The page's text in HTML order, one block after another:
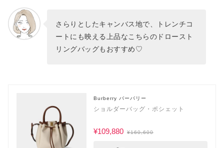
さらりとしたキャンバス地で、トレンチコ
ートにも映える上品なこちらのドロースト
リングバッグもおすすめ♡
Burberry バーバリー
ショルダーバッグ・ポシェット
¥109,880 ¥160,600